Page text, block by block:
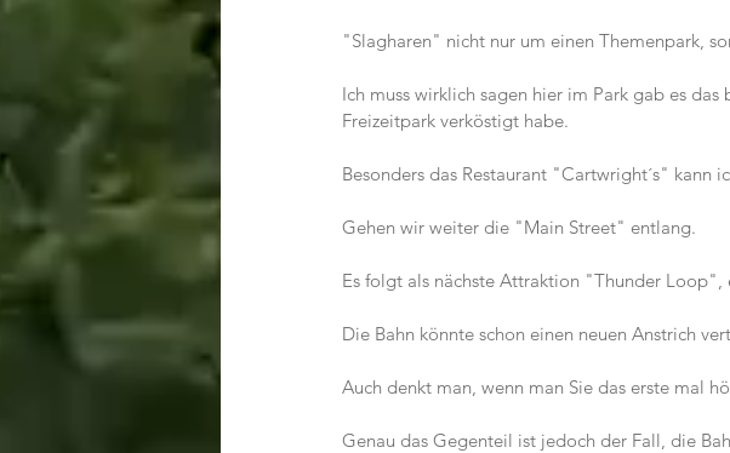
"Slagharen" nicht nur um einen Themenpark,
Ich muss wirklich sagen hier im Park gab es
Freizeitpark verköstigt habe.
Besonders das Restaurant "Cartwright´s" kann
Gehen wir weiter die "Main Street" entlang.
Es folgt als nächste Attraktion "Thunder Loop",
Die Bahn könnte schon einen neuen Anstrich
Auch denkt man, wenn man Sie das erste mal
Genau das Gegenteil ist jedoch der Fall, die